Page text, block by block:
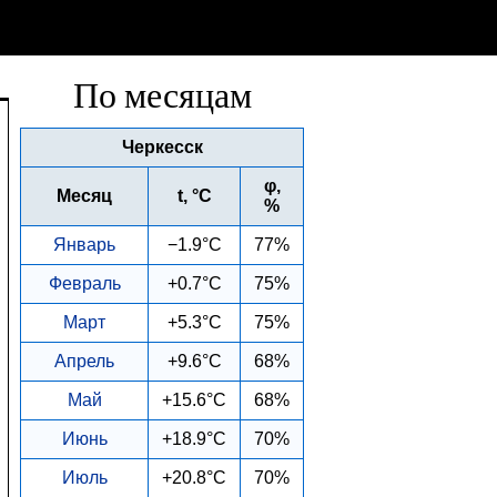
По месяцам
Черкесск
Месяц t, °C
φ,
%
Январь −1.9°C 77%
Февраль +0.7°C 75%
Март +5.3°C 75%
Апрель +9.6°C 68%
Май +15.6°C 68%
Июнь +18.9°C 70%
Июль +20.8°C 70%